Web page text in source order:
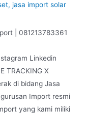
, jasa import solar
| 081213783361
Linkedin
TRACKING X
di bidang Jasa
Import resmi
yang kami miliki